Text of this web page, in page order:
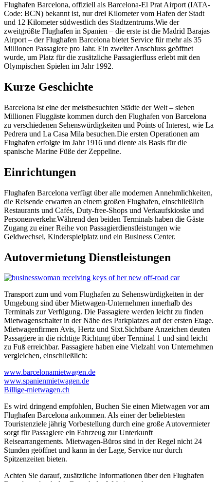
Flughafen Barcelona, ​​offiziell als Barcelona-El Prat Airport (IATA-
Code: BCN) bekannt ist, nur drei Kilometer vom Hafen der Stadt
und 12 Kilometer südwestlich des Stadtzentrums.Wie der
zweitgrößte Flughafen in Spanien – die erste ist die Madrid Barajas
Airport – der Flughafen Barcelona bietet Service für mehr als 35
Millionen Passagiere pro Jahr. Ein zweiter Anschluss geöffnet
wurde, um Platz für die zusätzliche Passagierfluss erlebt mit den
Olympischen Spielen im Jahr 1992.
Kurze Geschichte
Barcelona ist eine der meistbesuchten Städte der Welt – sieben
Millionen Fluggäste kommen durch den Flughafen von Barcelona
zu verschiedenen Sehenswürdigkeiten und Points of Interest, wie La
Pedrera und La Casa Mila besuchen.Die ersten Operationen am
Flughafen erfolgte im Jahr 1916 und diente als Basis für die
spanische Marine Füße der Zeppeline.
Einrichtungen
Flughafen Barcelona verfügt über alle modernen Annehmlichkeiten,
die Reisende erwarten an einem großen Flughafen, einschließlich
Restaurants und Cafés, Duty-free-Shops und Verkaufskioske und
Personenverkehr.Während den beiden Terminals haben die Gäste
Zugang zu einer Reihe von Passagierdienstleistungen wie
Geldwechsel, Kinderspielplatz und ein Business Center.
Autovermietung Dienstleistungen
Transport zum und vom Flughafen zu Sehenswürdigkeiten in der
Umgebung sind über Mietwagen-Unternehmen innerhalb des
Terminals zur Verfügung. Die Passagiere werden leicht zu finden
Mietwagenschalter in der Nähe des Parkplatzes auf der ersten Etage.
Mietwagenfirmen Avis, Hertz und Sixt.Sichtbare Anzeichen deuten
Passagiere in die richtige Richtung über Terminal 1 und sind leicht
zu Fuß erreichbar. Passagiere haben eine Vielzahl von Unternehmen
vergleichen, einschließlich:
www.barcelonamietwagen.de
www.spanienmietwagen.de
Billige-mietwagen.ch
Es wird dringend empfohlen, Buchen Sie einen Mietwagen vor am
Flughafen Barcelona ankommen. Als einer der beliebtesten
Touristenziele jährig Vorbestellung durch eine große Autovermieter
sorgt für Passagiere ein Fahrzeug zur Unterkunft
Reisearrangements. Mietwagen-Büros sind in der Regel nicht 24
Stunden geöffnet und kann in der Lage, Service nur durch
Spitzenzeiten bieten.
Achten Sie darauf, zusätzliche Informationen über den Flughafen